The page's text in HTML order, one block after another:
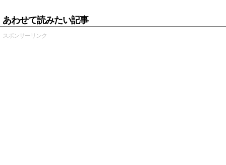
あわせて読みたい記事
スポンサーリンク